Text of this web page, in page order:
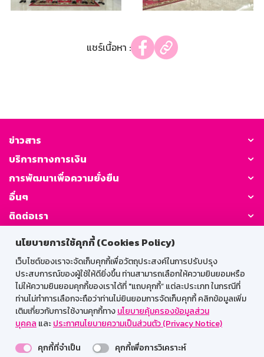
นโยบายการใช้คุกกี้ (Cookies Policy)
เว็บไซต์ของเราจะจัดเก็บคุกกี้เพื่อวัตถุประสงค์ในการปรับปรุง
ประสบการณ์ของผู้ใช้ให้ดียิ่งขึ้น ท่านสามารถเลือกให้ความยินยอมหรือ
ไม่ให้ความยินยอมคุกกี้ของเราได้ที่ "แถบคุกกี้” แต่ละประเภท ในกรณีที่
ท่านไม่ทำการเลือกจะถือว่าท่านไม่ยินยอมการจัดเก็บคุกกี้ คลิกข้อมูลเพิ่ม
เติมเกี่ยวกับการใช้งานคุกกี้ทางนโยบายคุ้มครองข้อมูลส่วน
บุคคล และประกาศนโยบายความเป็นส่วนตัว (Privacy Notice)
คุกกี้ที่จำเป็น
คุกกี้เพื่อการวิเคราะห์
แชร์เนื้อหา :
ข่าวสาร
บริการทางการเงิน
การพัฒนาเพื่อความยั่งยืน
อื่นๆ
ติดต่อเรา
GSB Society:
สำหรับพนักงาน
Web HR
GSB Wisdom
M-Search
เข้าสู่ระบบเน็ตเมล